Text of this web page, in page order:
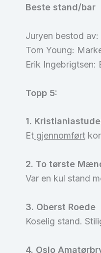
Beste stand/bar
Juryen bestod av:
Tom Young:
Erik Ingebrigtsen:
Topp 5:
1.
Et gjennomført
2. To tørste
Var en kul stand
3. Oberst Roede
Koselig stand.
4. Oslo